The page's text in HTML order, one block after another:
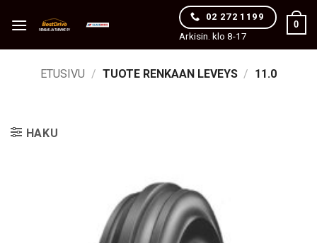
02 272 1199
Arkisin. klo 8-17
0
ETUSIVU / TUOTE RENKAAN LEVEYS / 11.0
HAKU